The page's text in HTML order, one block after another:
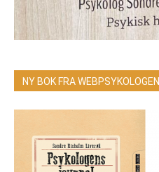
NY BOK FRA WEBPSYKOLOGEN